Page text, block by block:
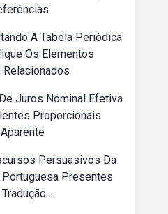
A Tabela Periódica
Os Elementos
Relacionados
Juros Nominal Efetiva
Proporcionais
Persuasivos Da
Portuguesa Presentes